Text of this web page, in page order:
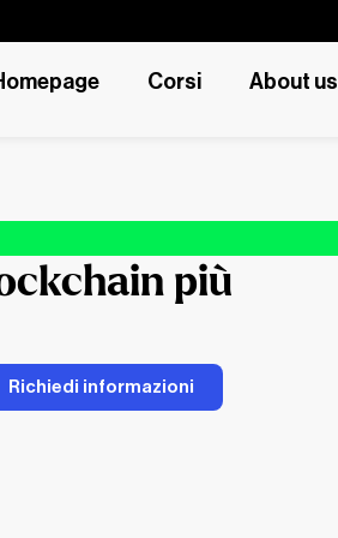
Corsi About us
più
Richiedi informazioni